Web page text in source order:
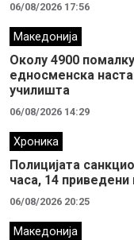
06/08/2026 17:56
Македонија
Околу 4900
едносменска
училишта
06/08/2026 14:29
Хроника
Полицијата
часа, 14
06/08/2026 20:25
Македонија